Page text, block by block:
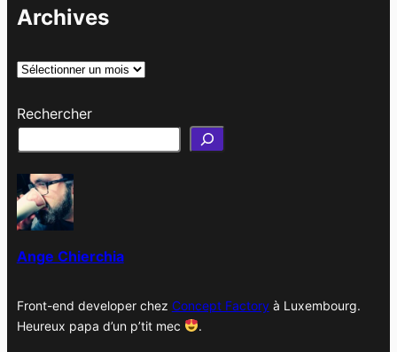
Archives
A
c
e
s
Rechercher
Ange Chierchia
Front-end developer chez Concept Factoryà Luxembourg.
Heureux papa d’un p’tit mec
.